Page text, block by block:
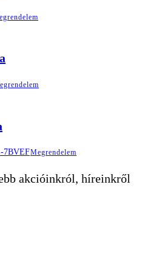
7BVEFMegrendelem
akcióinkról, híreinkről